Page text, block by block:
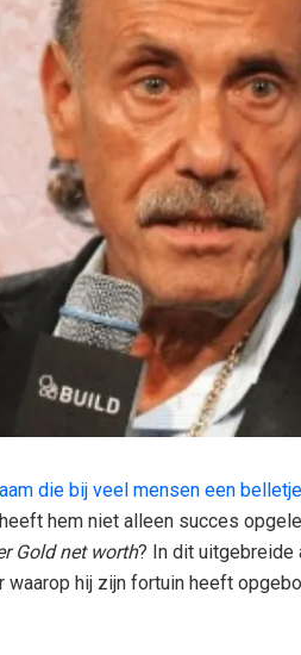
die bij veel mensen een
hem niet alleen succes
Gold net worth? In dit uitgebreide
waarop hij zijn fortuin heeft